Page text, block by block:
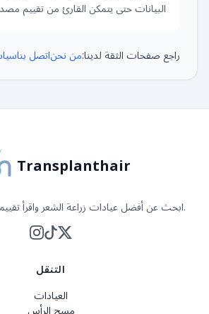
البيانات حتى يتمكن القارئ من تقييم
راجع صفحات الثقة لدينا:من نحناتصل بنا
Transplanthair
ابحث عن أفضل عيادات زراعة الشعر واقرأ تقييمات المرضى الحقيقية.
التنقل
العيادات
مسح الرأس